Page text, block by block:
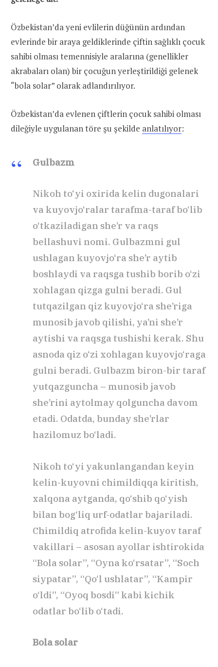
Özbekistan’da yeni evlilerin düğünün ardından
evlerinde bir araya geldiklerinde çiftin sağlıklı çocuk
sahibi olması temennisiyle aralarına (genellikler
akrabaları olan) bir çocuğun yerleştirildiği gelenek
“bola solar” olarak adlandırılıyor.
Özbekistan’da evlenen çiftlerin çocuk sahibi olması
dileğiyle uygulanan töre şu şekilde anlatılıyor:
Gulbazm
Nikoh to‘yi oxirida kelin dugonalari
va kuyovjo‘ralar tarafma-taraf bo‘lib
o‘tkaziladigan she’r va raqs
bellashuvi nomi. Gulbazmni gul
ushlagan kuyovjo‘ra she’r aytib
boshlaydi va raqsga tushib borib o‘zi
xohlagan qizga gulni beradi. Gul
tutqazilgan qiz kuyovjo‘ra she’riga
munosib javob qilishi, ya’ni she’r
aytishi va raqsga tushishi kerak. Shu
asnoda qiz o‘zi xohlagan kuyovjo‘raga
gulni beradi. Gulbazm biron-bir taraf
yutqazguncha – munosib javob
she’rini aytolmay qolguncha davom
etadi. Odatda, bunday she’rlar
hazilomuz bo‘ladi.
Nikoh to‘yi yakunlangandan keyin
kelin-kuyovni chimildiqqa kiritish,
xalqona aytganda, qo‘shib qo‘yish
bilan bog‘liq urf-odatlar bajariladi.
Chimildiq atrofida kelin-kuyov taraf
vakillari – asosan ayollar ishtirokida
“Bola solar”, “Oyna ko‘rsatar”, “Soch
siypatar”, “Qo‘l ushlatar”, “Kampir
o‘ldi”, “Oyoq bosdi” kabi kichik
odatlar bo‘lib o‘tadi.
Bola solar